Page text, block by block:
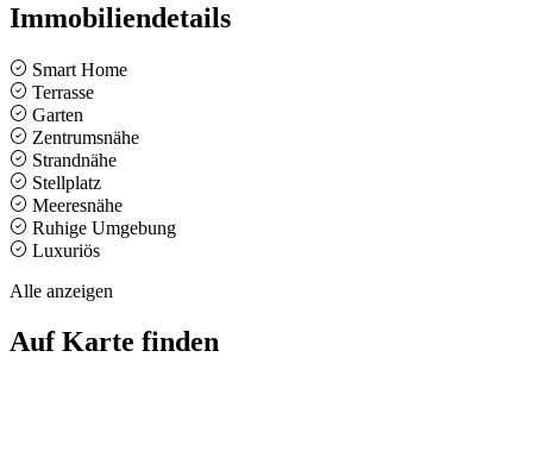
Immobiliendetails
Smart Home
Terrasse
Garten
Zentrumsnähe
Strandnähe
Stellplatz
Meeresnähe
Ruhige Umgebung
Luxuriös
Alle anzeigen
Auf Karte finden